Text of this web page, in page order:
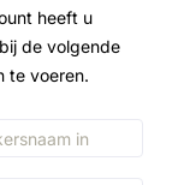
heeft u
de volgende
te voeren.